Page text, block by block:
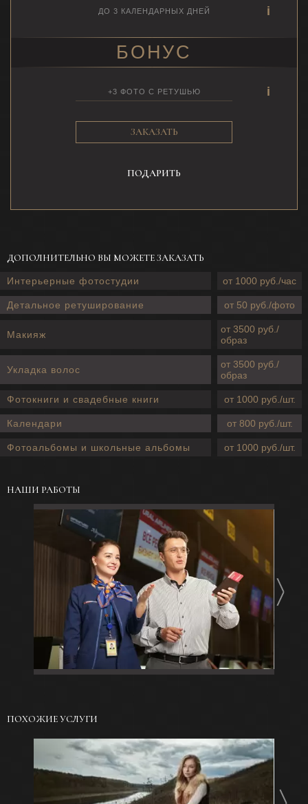
ДО 3 КАЛЕНДАРНЫХ ДНЕЙ
БОНУС
+3 ФОТО С РЕТУШЬЮ
ЗАКАЗАТЬ
ПОДАРИТЬ
ДОПОЛНИТЕЛЬНО ВЫ МОЖЕТЕ ЗАКАЗАТЬ
Интерьерные фотостудии от 1000 руб./час
Детальное ретуширование от 50 руб./фото
Макияж
от 3500 руб./
образ
Укладка волос
от 3500 руб./
образ
Фотокниги и свадебные книги от 1000 руб./шт.
Календари от 800 руб./шт.
Фотоальбомы и школьные альбомы от 1000 руб./шт.
НАШИ РАБОТЫ
ПОХОЖИЕ УСЛУГИ